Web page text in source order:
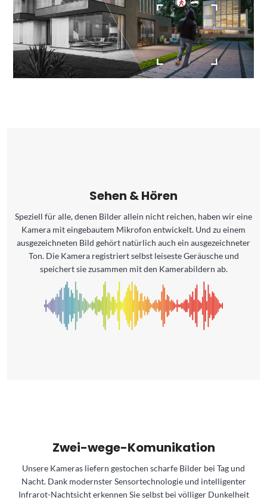
Sehen & Hören
Speziell für alle, denen Bilder allein nicht reichen, haben wir eine
Kamera mit eingebautem Mikrofon entwickelt. Und zu einem
ausgezeichneten Bild gehört natürlich auch ein ausgezeichneter
Ton. Die Kamera registriert selbst leiseste Geräusche und
speichert sie zusammen mit den Kamerabildern ab.
Zwei-wege-Komunikation
Unsere Kameras liefern gestochen scharfe Bilder bei Tag und
Nacht. Dank modernster Sensortechnologie und intelligenter
Infrarot-Nachtsicht erkennen Sie selbst bei völliger Dunkelheit